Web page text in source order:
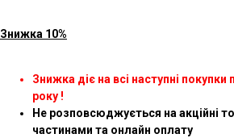
Знижка 10%
Знижка діє на всі наступні покупки
року !
Не розповсюджується на акційні
частинами та онлайн оплату